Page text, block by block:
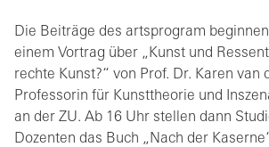
Die Beiträge des artsprogram
einem Vortrag über „Kunst und
rechte Kunst?“ von Prof. Dr. Karen van
Professorin für Kunsttheorie und
an der ZU. Ab 16 Uhr stellen dann
Dozenten das Buch „Nach der